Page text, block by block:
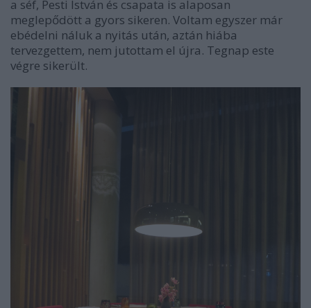
a séf, Pesti István és csapata is alaposan
meglepődött a gyors sikeren. Voltam egyszer már
ebédelni náluk a nyitás után, aztán hiába
tervezgettem, nem jutottam el újra. Tegnap este
végre sikerült.